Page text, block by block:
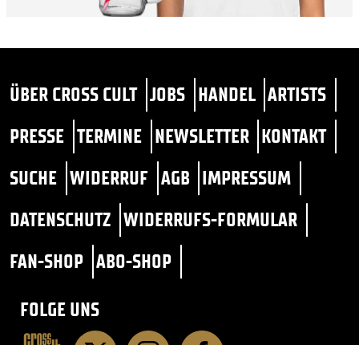
ÜBER CROSS CULT JOBS HANDEL ARTISTS
PRESSE TERMINE NEWSLETTER KONTAKT
SUCHE WIDERRUF AGB IMPRESSUM
DATENSCHUTZ WIDERRUFS-FORMULAR
FAN-SHOP ABO-SHOP
FOLGE UNS